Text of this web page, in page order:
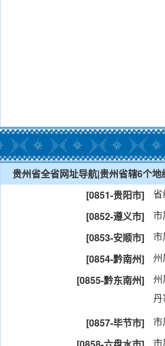
贵州省全省网址导航|贵州省辖6个
[0851-贵阳市]
省
[0852-遵义市]
市
[0853-安顺市]
市
[0854-黔南州]
州
[0855-黔东南州]
州
丹
[0857-毕节市]
市
市